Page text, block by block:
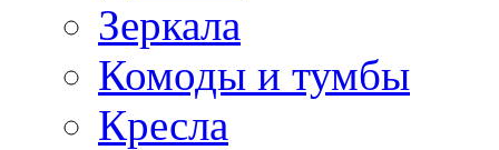
Зеркала
Комоды и тумбы
Кресла